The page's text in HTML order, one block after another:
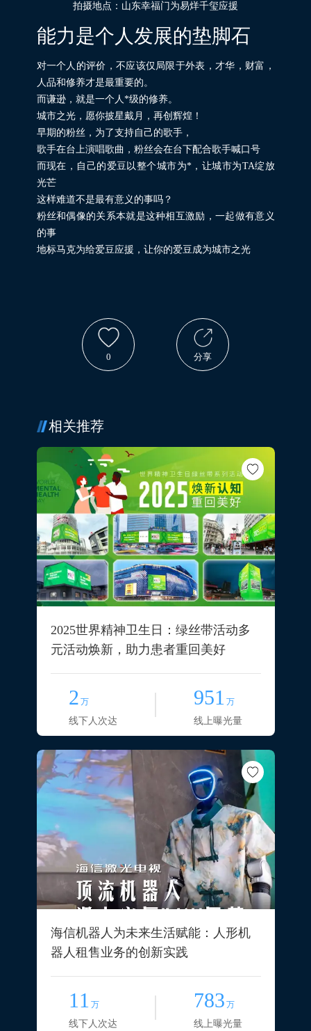
拍摄地点：山东幸福门为易烊千玺应援
能力是个人发展的垫脚石
对一个人的评价，不应该仅局限于外表，才华，财富，
人品和修养才是最重要的。
而谦逊，就是一个人*级的修养。
城市之光，愿你披星戴月，再创辉煌！
早期的粉丝，为了支持自己的歌手，
歌手在台上演唱歌曲，粉丝会在台下配合歌手喊口号
而现在，自己的爱豆以整个城市为*，让城市为TA绽放
光芒
这样难道不是最有意义的事吗？
粉丝和偶像的关系本就是这种相互激励，一起做有意义
的事
地标马克为给爱豆应援，让你的爱豆成为城市之光
0 分享
相关推荐
2025世界精神卫生日：绿丝带活动多
元活动焕新，助力患者重回美好
2 万
线下人次达
951 万
线上曝光量
海信机器人为未来生活赋能：人形机
器人租售业务的创新实践
11 万
线下人次达
783 万
线上曝光量